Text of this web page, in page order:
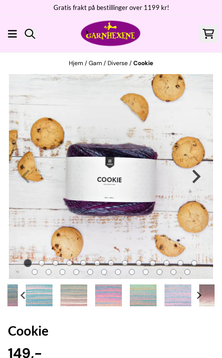
Hopp til innholdGratis frakt på bestillinger over 1199 kr!
Hjem /Garn/Diverse/Cookie
Cookie
149,-